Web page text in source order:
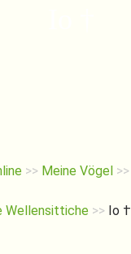
>> Meine Vögel >>
Wellensittiche >> Io †